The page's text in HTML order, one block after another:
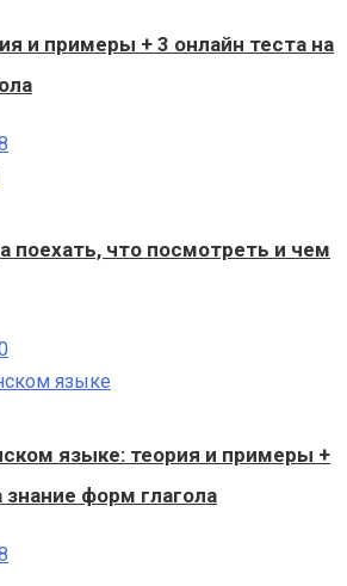
и примеры + 3 онлайн теста на
поехать, что посмотреть и чем
языке: теория и примеры +
знание форм глагола